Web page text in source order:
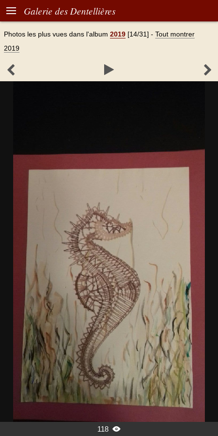
 Galerie des Dentellières
Photos les plus vues dans l'album 2019 [14/31] - Tout montrer
2019
  
118 